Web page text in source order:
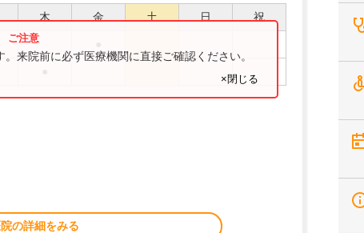
木 金 土 日 祝
来院前に必ず医療機関に直接ご確認ください。
×閉じる
の詳細をみる